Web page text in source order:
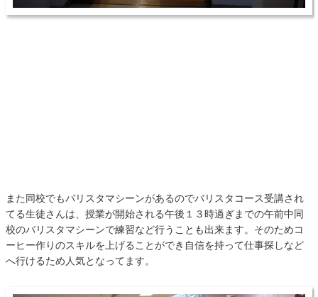
また同校でもバリスタマシーンがあるのでバリスタコース受講され
てる生徒さんは、授業が開始される午後１３時過ぎまでの午前中同
校のバリスタマシーンで練習など行うことも出来ます。そのためコ
ーヒー作りのスキルを上げることができ自信を持って仕事探しなど
へ行けるため人気となってます。